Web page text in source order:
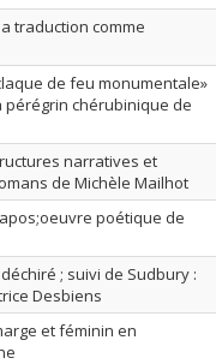
traduction comme
de feu monumentale»
pérégrin chérubinique de
narratives et
de Michèle Mailhot
poétique de
; suivi de Sudbury :
Desbiens
et féminin en